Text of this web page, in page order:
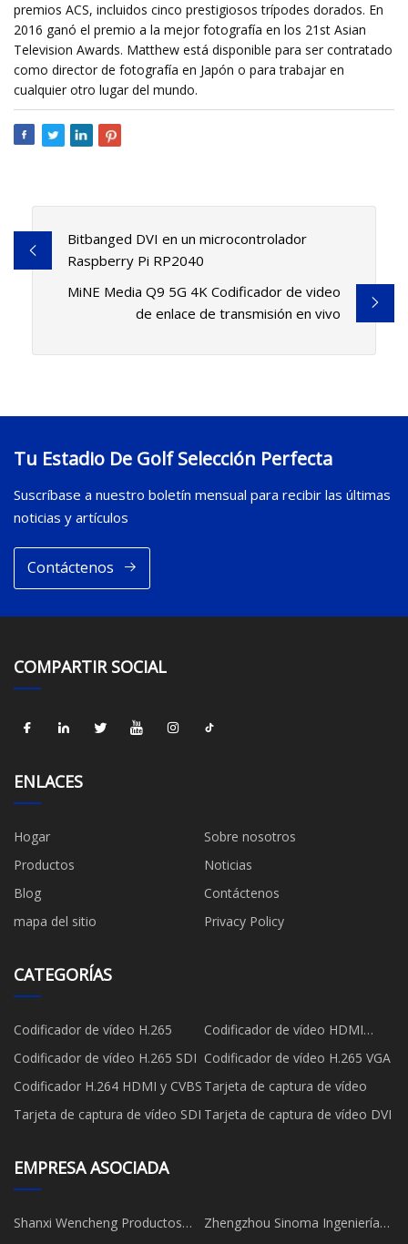
premios ACS, incluidos cinco prestigiosos trípodes dorados. En
2016 ganó el premio a la mejor fotografía en los 21st Asian
Television Awards. Matthew está disponible para ser contratado
como director de fotografía en Japón o para trabajar en
cualquier otro lugar del mundo.
Bitbanged DVI en un microcontrolador
Raspberry Pi RP2040
MiNE Media Q9 5G 4K Codificador de video
de enlace de transmisión en vivo
Tu Estadio De Golf Selección Perfecta
Suscríbase a nuestro boletín mensual para recibir las últimas
noticias y artículos
Contáctenos
COMPARTIR SOCIAL
ENLACES
Hogar
Sobre nosotros
Productos
Noticias
Blog
Contáctenos
mapa del sitio
Privacy Policy
CATEGORÍAS
Codificador de vídeo H.265
Codificador de vídeo HDMI
H.265
Codificador de vídeo H.265 SDI Codificador de vídeo H.265 VGA
Codificador H.264 HDMI y CVBS Tarjeta de captura de vídeo
Tarjeta de captura de vídeo SDI Tarjeta de captura de vídeo DVI
EMPRESA ASOCIADA
Shanxi Wencheng Productos
Zhengzhou Sinoma Ingeniería